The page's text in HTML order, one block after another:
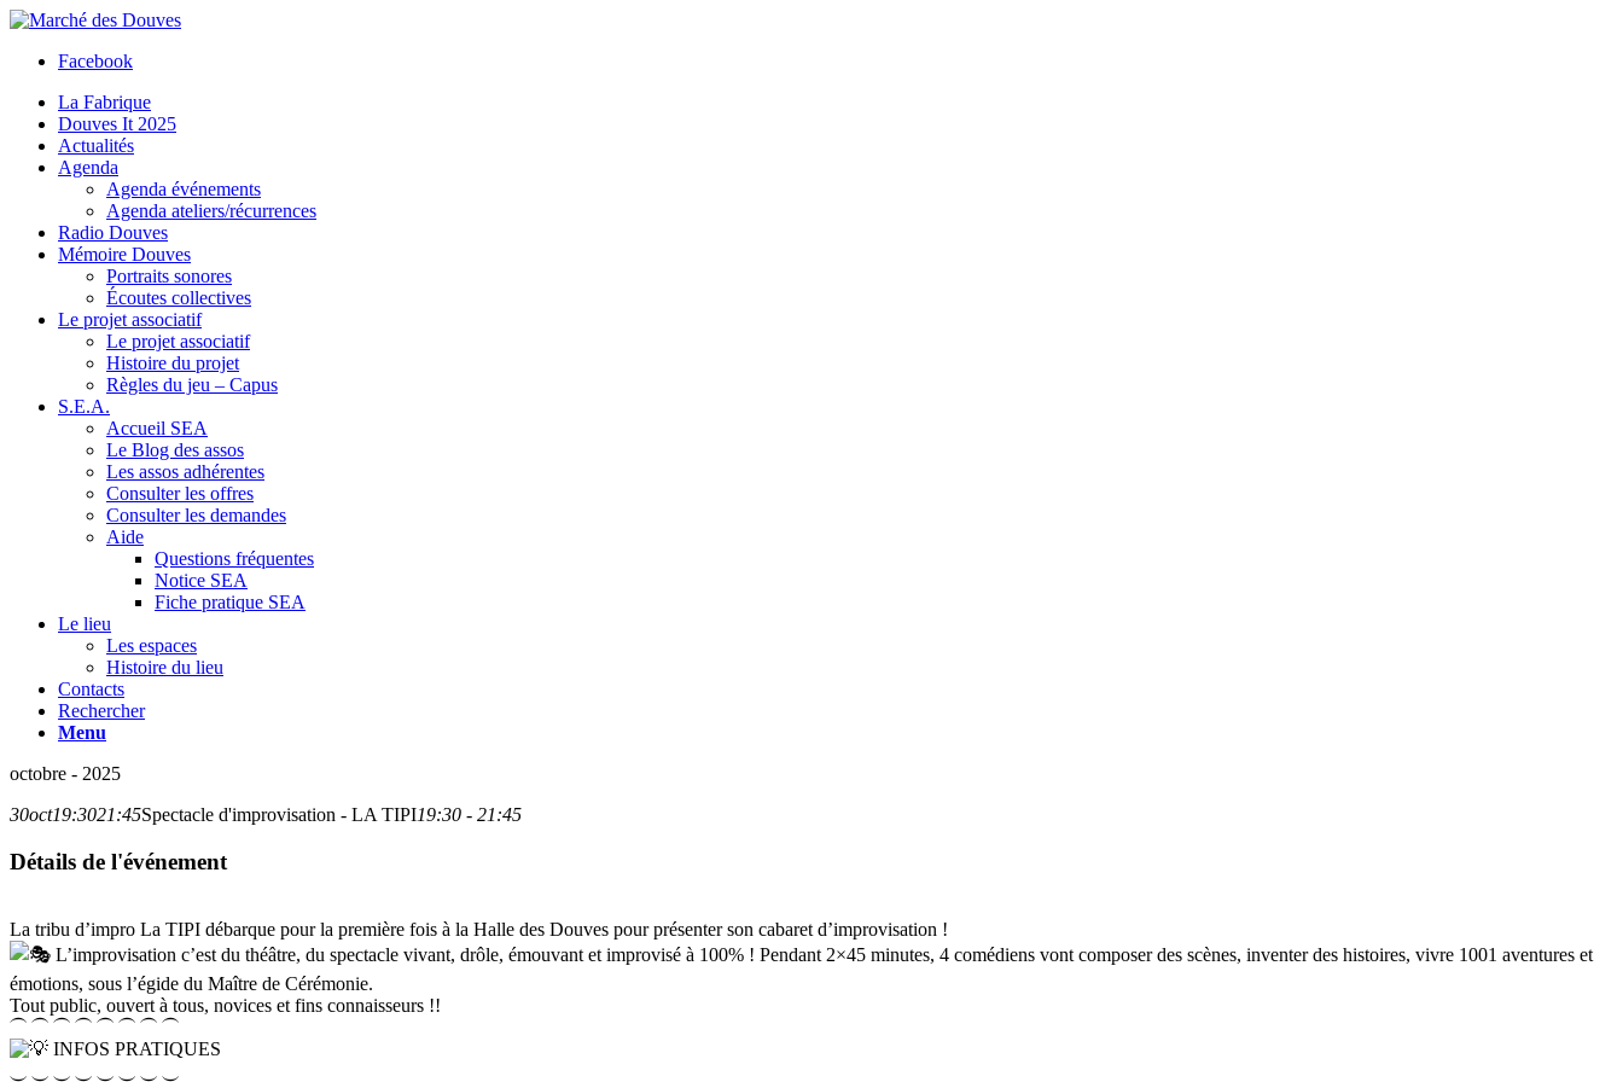
Facebook
La Fabrique
Douves It 2025
Actualités
Agenda
Agenda événements
Agenda ateliers/récurrences
Radio Douves
Mémoire Douves
Portraits sonores
Écoutes collectives
Le projet associatif
Le projet associatif
Histoire du projet
Règles du jeu – Capus
S.E.A.
Accueil SEA
Le Blog des assos
Les assos adhérentes
Consulter les offres
Consulter les demandes
Aide
Questions fréquentes
Notice SEA
Fiche pratique SEA
Le lieu
Les espaces
Histoire du lieu
Contacts
Rechercher
Menu
octobre - 2025
30oct19:3021:45Spectacle d'improvisation - LA TIPI19:30 - 21:45
Détails de l'événement
La tribu d’impro La TIPI débarque pour la première fois à la Halle des Douves pour présenter son cabaret d’improvisation !
L’improvisation c’est du théâtre, du spectacle vivant, drôle, émouvant et improvisé à 100% ! Pendant 2×45 minutes, 4 comédiens vont composer des scènes, inventer des histoires, vivre 1001 aventures et
émotions, sous l’égide du Maître de Cérémonie.
Tout public, ouvert à tous, novices et fins connaisseurs !!
⏜ ⏜ ⏜ ⏜ ⏜ ⏜ ⏜ ⏜
INFOS PRATIQUES
⏝ ⏝ ⏝ ⏝ ⏝ ⏝ ⏝ ⏝